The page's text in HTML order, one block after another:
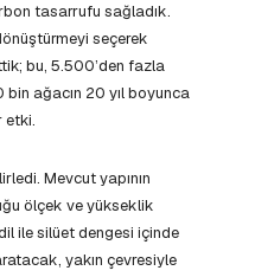
tasarrufu sağladık.
seçerek
bu, 5.500’den fazla
bin ağacın 20 yıl boyunca
etki.
Mevcut yapının
ölçek ve yükseklik
ile silüet dengesi içinde
yakın çevresiyle